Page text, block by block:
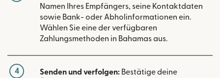
Namen Ihres Empfängers, seine Kontaktdaten
sowie Bank- oder Abholinformationen ein.
Wählen Sie eine der verfügbaren
Zahlungsmethoden in Bahamas aus.
4 Senden und verfolgen: Bestätige deine